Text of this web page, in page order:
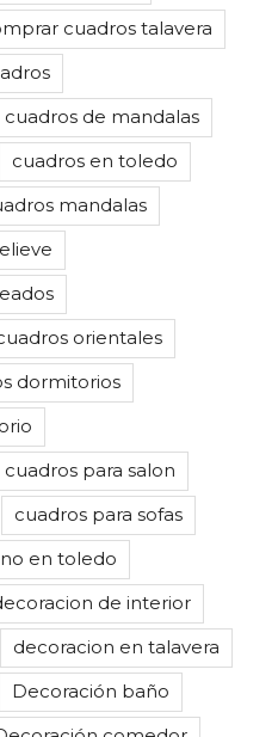
cuadros talavera
cuadros de mandalas
cuadros en toledo
mandalas
orientales
dormitorios
cuadros para salon
cuadros para sofas
en toledo
de interior
decoracion en talavera
Decoración baño